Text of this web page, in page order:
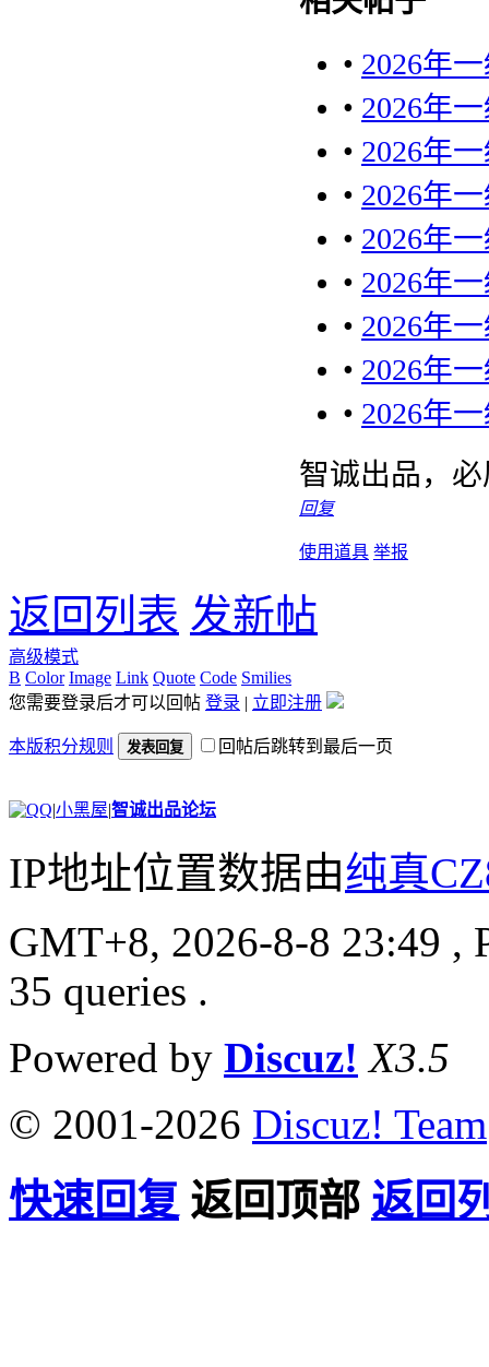
• 2026年
• 2026年
• 2026年
• 2026年
• 2026年
• 2026年
• 2026年
• 2026年
• 2026年
智诚出品，
回复
使用道具 举报
返回列表 发新帖
高级模式
B Color Image Link Quote Code Smilies
您需要登录后才可以回帖 登录 | 立即注册
本版积分规则 发表回复 回帖后跳转到最后一页
|小黑屋|智诚出品论坛
IP地址位置数据由纯真
GMT+8, 2026-8-8 23:49 ,
35 queries .
Powered by Discuz! X3.5
© 2001-2026 Discuz! Team
快速回复 返回顶部 返回